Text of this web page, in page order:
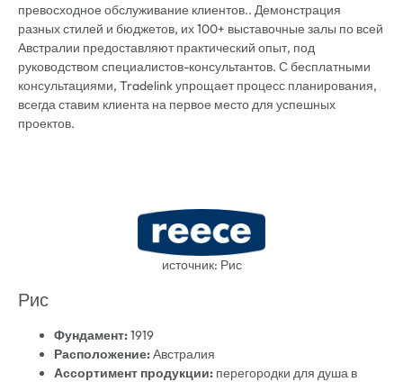
превосходное обслуживание клиентов.. Демонстрация
разных стилей и бюджетов, их 100+ выставочные залы по всей
Австралии предоставляют практический опыт, под
руководством специалистов-консультантов. С бесплатными
консультациями, Tradelink упрощает процесс планирования,
всегда ставим клиента на первое место для успешных
проектов.
источник: Рис
Рис
Фундамент:1919
Расположение:Австралия
Ассортимент продукции: перегородки для душа в